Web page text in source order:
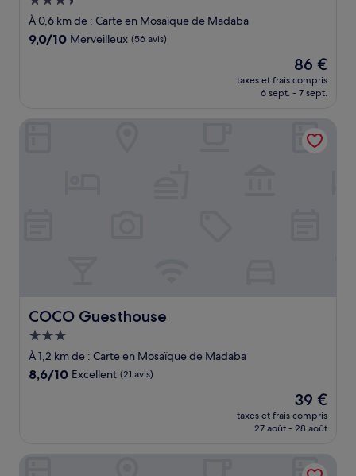
3.5 étoiles
À 0,6 km de : Carte en Mosaïque de Madaba
9.0
9,0/10 Merveilleux (56 avis)
Le
nouveau
prix
de
86 €
86 €
taxes et frais compris
6 sept. - 7 sept.
COCO Guesthouse
COCO Guesthouse
Hébergement
3.0 étoiles
À 1,2 km de : Carte en Mosaïque de Madaba
8.6
8,6/10 Excellent (21 avis)
Le
nouveau
prix
de
39 €
39 €
taxes et frais compris
27 août - 28 août